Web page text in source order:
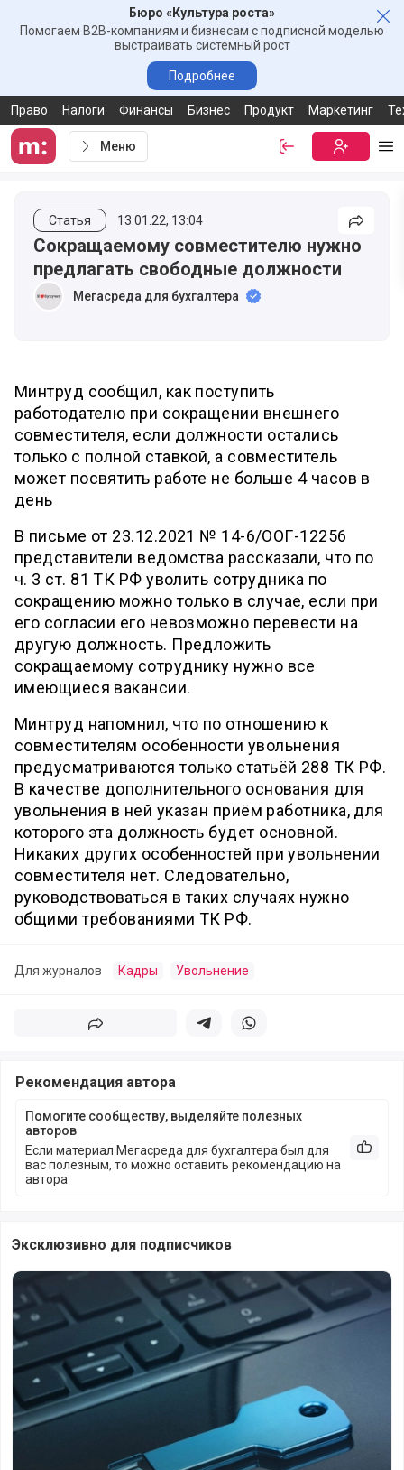
Бюро «Культура роста»
Помогаем B2B-компаниям и бизнесам с подписной моделью
выстраивать системный рост
Подробнее
Право Налоги Финансы Бизнес Продукт Маркетинг
Меню Войти
Статья 13.01.22, 13:04
Сокращаемому совместителю нужно
предлагать свободные должности
Мегасреда для бухгалтера
Минтруд сообщил, как поступить
работодателю при сокращении внешнего
совместителя, если должности остались
только с полной ставкой, а совместитель
может посвятить работе не больше 4 часов в
день
В письме от 23.12.2021 № 14-6/ООГ-12256
представители ведомства рассказали, что по
ч. 3 ст. 81 ТК РФ уволить сотрудника по
сокращению можно только в случае, если при
его согласии его невозможно перевести на
другую должность. Предложить
сокращаемому сотруднику нужно все
имеющиеся вакансии.
Минтруд напомнил, что по отношению к
совместителям особенности увольнения
предусматриваются только статьёй 288 ТК РФ.
В качестве дополнительного основания для
увольнения в ней указан приём работника, для
которого эта должность будет основной.
Никаких других особенностей при увольнении
совместителя нет. Следовательно,
руководствоваться в таких случаях нужно
общими требованиями ТК РФ.
Для журналов Кадры Увольнение
Поделиться Поделиться в телеграм
Поделиться в whatsapp
Рекомендация автора
Помогите сообществу, выделяйте полезных
авторов
Если материал Мегасреда для бухгалтера был для
вас полезным, то можно оставить рекомендацию на
автора
Эксклюзивно для подписчиков